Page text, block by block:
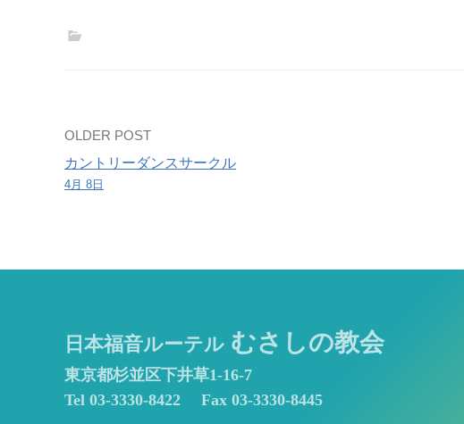
ス
Post
navigation
OLDER POST
カントリーダンスサークル
4月 8日
日本福音ルーテル むさしの教会
東京都杉並区下井草1-16-7
Tel 03-3330-8422
Fax 03-3330-8445